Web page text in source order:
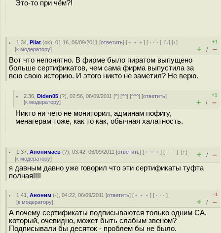
Это-то при чём?!
1.34 ,Pilat (ok), 01:16, 06/09/2011 [ответить] [ ﹢﹢﹢] [ · · ·][↓] [↑]
[к модератору]
+1
+ / –
Вот что непонятно. В фирме было пиратом выпущено
больше сертификатов, чем сама фирма выпустила за
всю свою историю. И этого никто не заметил? Не верю.
2.36 ,Diden05 (?), 02:56, 06/09/2011 [^] [^^] [^^^] [ответить]
[к модератору]
+1
+ / –
Никто ни чего не мониторил, админам пофигу,
менагерам тоже, как то как, обычная халатность.
1.37 ,Анонимаев (?), 03:42, 06/09/2011 [ответить] [ ﹢﹢﹢] [ · · ·][↑]
[к модератору] + / –
я давным давно уже говорил что эти сертификаты туфта
полная!!!!
1.41 ,Аноним (-), 04:22, 06/09/2011 [ответить] [ ﹢﹢﹢] [ · · ·]
[к модератору]
–1
+ / –
А почему сертификаты подписываются только одним CA,
который, очевидно, может быть слабым звеном?
Подписывали бы десяток - проблем бы не было.